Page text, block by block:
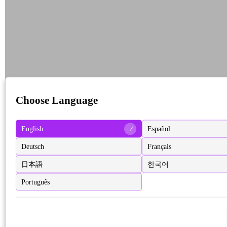
Choose Language
English Español
Deutsch Français
日本語 한국어
Português